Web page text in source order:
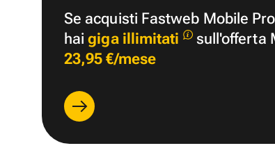
Se acquisti Fastweb Mobile
haigiga illimitati sull'offerta
23,95 €/mese